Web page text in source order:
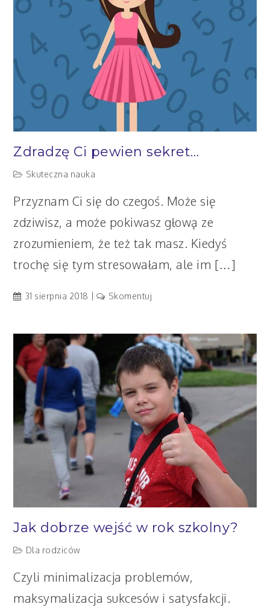
umysłowy?
Zdradzę Ci pewien sekret…
Skuteczna nauka
Przyznam Ci się do czegoś. Może się
zdziwisz, a może pokiwasz głową ze
zrozumieniem, że też tak masz. Kiedyś
trochę się tym stresowałam, ale im […]
31 sierpnia 2018 Skomentuj
pewien
sekret…
Jak dobrze wejść w rok szkolny?
Dla rodziców
Czyli minimalizacja problemów,
maksymalizacja sukcesów i satysfakcji.